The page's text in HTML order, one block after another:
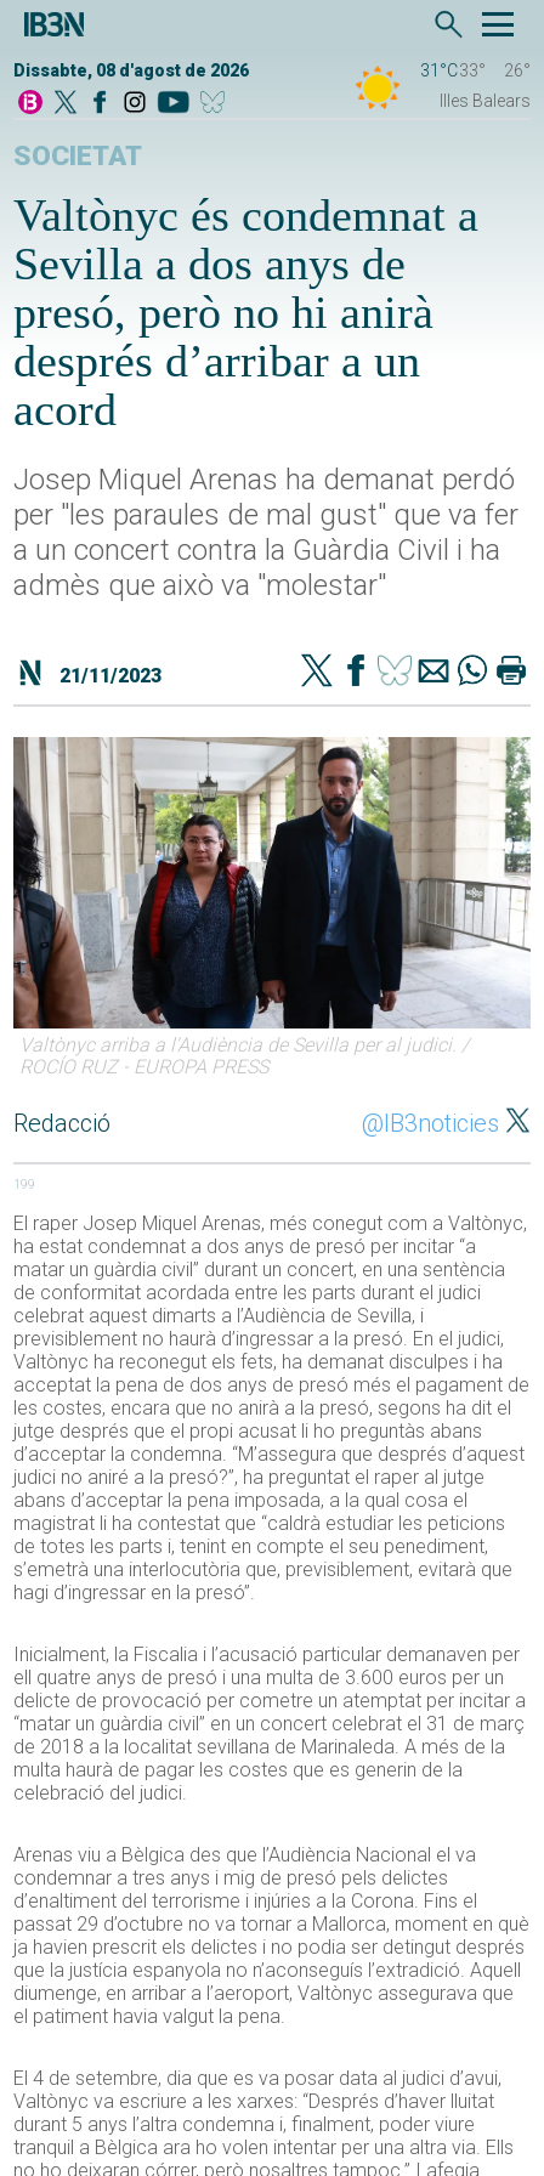
Dissabte, 08 d'agost de 2026 31°C33°
26°
Illes Balears
SOCIETAT
Valtònyc és condemnat a
Sevilla a dos anys de
presó, però no hi anirà
després d’arribar a un
acord
Josep Miquel Arenas ha demanat perdó
per "les paraules de mal gust" que va fer
a un concert contra la Guàrdia Civil i ha
admès que això va "molestar"
21/11/2023
Valtònyc arriba a l'Audiència de Sevilla per al judici. /
ROCÍO RUZ - EUROPA PRESS
Redacció @IB3noticies
199
El raper Josep Miquel Arenas, més conegut com a Valtònyc,
ha estat condemnat a dos anys de presó per incitar “a
matar un guàrdia civil” durant un concert, en una sentència
de conformitat acordada entre les parts durant el judici
celebrat aquest dimarts a l’Audiència de Sevilla, i
previsiblement no haurà d’ingressar a la presó. En el judici,
Valtònyc ha reconegut els fets, ha demanat disculpes i ha
acceptat la pena de dos anys de presó més el pagament de
les costes, encara que no anirà a la presó, segons ha dit el
jutge després que el propi acusat li ho preguntàs abans
d’acceptar la condemna. “M’assegura que després d’aquest
judici no aniré a la presó?”, ha preguntat el raper al jutge
abans d’acceptar la pena imposada, a la qual cosa el
magistrat li ha contestat que “caldrà estudiar les peticions
de totes les parts i, tenint en compte el seu penediment,
s’emetrà una interlocutòria que, previsiblement, evitarà que
hagi d’ingressar en la presó”.
Inicialment, la Fiscalia i l’acusació particular demanaven per
ell quatre anys de presó i una multa de 3.600 euros per un
delicte de provocació per cometre un atemptat per incitar a
“matar un guàrdia civil” en un concert celebrat el 31 de març
de 2018 a la localitat sevillana de Marinaleda. A més de la
multa haurà de pagar les costes que es generin de la
celebració del judici.
Arenas viu a Bèlgica des que l’Audiència Nacional el va
condemnar a tres anys i mig de presó pels delictes
d’enaltiment del terrorisme i injúries a la Corona. Fins el
passat 29 d’octubre no va tornar a Mallorca, moment en què
ja havien prescrit els delictes i no podia ser detingut després
que la justícia espanyola no n’aconseguís l’extradició. Aquell
diumenge, en arribar a l’aeroport, Valtònyc assegurava que
el patiment havia valgut la pena.
El 4 de setembre, dia que es va posar data al judici d’avui,
Valtònyc va escriure a les xarxes: “Després d’haver lluitat
durant 5 anys l’altra condemna i, finalment, poder viure
tranquil a Bèlgica ara ho volen intentar per una altra via. Ells
no ho deixaran córrer, però nosaltres tampoc.” I afegia